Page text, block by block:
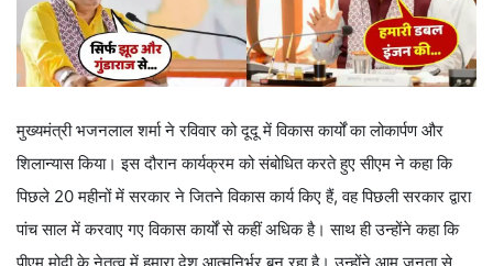
मुख्यमंत्री भजनलाल शर्मा ने रविवार को दूदू में विकास कार्यों का लोकार्पण और
शिलान्यास किया। इस दौरान कार्यक्रम को संबोधित करते हुए सीएम ने कहा कि
पिछले 20 महीनों में सरकार ने जितने विकास कार्य किए हैं, वह पिछली सरकार द्वारा
पांच साल में करवाए गए विकास कार्यों से कहीं अधिक है। साथ ही उन्होंने कहा कि